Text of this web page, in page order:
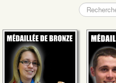
Rechercher